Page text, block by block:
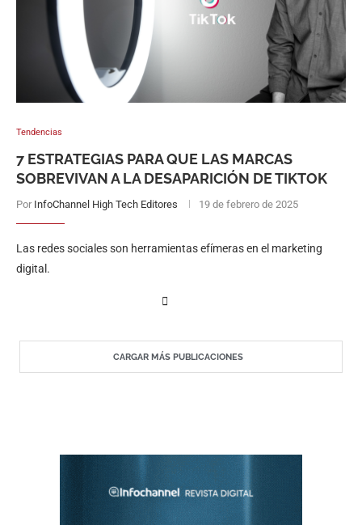
Tendencias
7 ESTRATEGIAS PARA QUE LAS MARCAS
SOBREVIVAN A LA DESAPARICIÓN DE TIKTOK
Por InfoChannel High Tech Editores 19 de febrero de 2025
Las redes sociales son herramientas efímeras en el marketing
digital.
CARGAR MÁS PUBLICACIONES